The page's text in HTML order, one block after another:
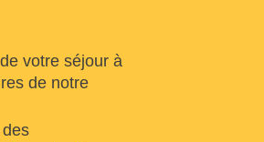
votre séjour à
de notre